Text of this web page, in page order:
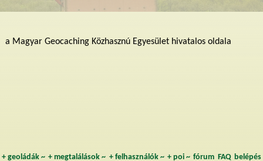
a Magyar Geocaching Közhasznú Egyesület hivatalos oldala
+ geoládák~ +megtalálások ~ + felhasználók~ + poi~ fórum FAQ belépés